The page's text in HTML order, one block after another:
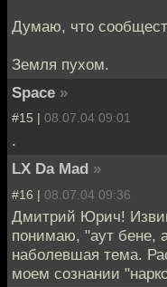
Думаю, что
Земля пухом.
Space »
#15 | 08.07.04 09:01
.
LX Da Mad »
#16 | 08.07.04 09:36
Дмитрий Юрич!
понимаю, "аут бене,
наболевшая тема.
моем сознании